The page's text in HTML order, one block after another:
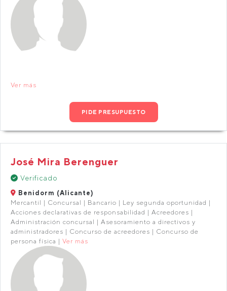
Ver más
PIDE PRESUPUESTO
José Mira Berenguer
Verificado
Benidorm (Alicante)
Mercantil | Concursal | Bancario | Ley segunda oportunidad |
Acciones declarativas de responsabilidad | Acreedores |
Administración concursal | Asesoramiento a directivos y
administradores | Concurso de acreedores | Concurso de
persona física | Ver más